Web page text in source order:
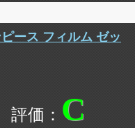
ース フィルム ゼッ
C